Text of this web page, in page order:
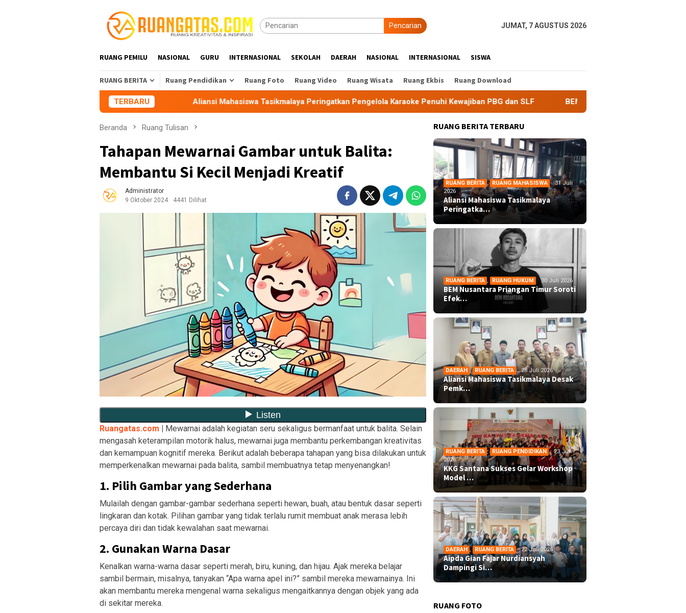
Pencarian JUMAT, 7 AGUSTUS 2026
RUANG PEMILU NASIONAL GURU INTERNASIONAL SEKOLAH DAERAH NASIONAL INTERNASIONAL SISWA
RUANG BERITA Ruang Pendidikan Ruang Foto Ruang Video Ruang Wisata Ruang Ekbis Ruang Download
TERBARU
Aliansi Mahasiswa Tasikmalaya Peringatkan Pengelola Karaoke Penuhi Kewajiban PBG dan SLF BEM Nusantara Priangan Timur Soroti Efektivitas
Beranda Ruang Tulisan
Tahapan Mewarnai Gambar untuk Balita:
Membantu Si Kecil Menjadi Kreatif
Administrator
9 Oktober 2024
4441 Dilihat
Ruangatas.com
Mewarnai adalah kegiatan seru sekaligus bermanfaat untuk balita. Selain
mengasah keterampilan motorik halus, mewarnai juga membantu perkembangan kreativitas
dan kemampuan kognitif mereka. Berikut adalah beberapa tahapan yang bisa dilakukan untuk
memperkenalkan mewarnai pada balita, sambil membuatnya tetap menyenangkan!
1. Pilih Gambar yang Sederhana
Mulailah dengan gambar-gambar sederhana seperti hewan, buah, atau bentuk dasar seperti
lingkaran dan kotak. Pilihan gambar yang tidak terlalu rumit membuat anak merasa lebih
percaya diri dan tidak kewalahan saat mewarnai.
2. Gunakan Warna Dasar
Kenalkan warna-warna dasar seperti merah, biru, kuning, dan hijau. Ajak mereka belajar
sambil bermain, misalnya, tanyakan “Apa warna apel ini?” sambil mereka mewarnainya. Ini
akan membantu mereka mengenal warna sekaligus mengaitkannya dengan objek yang ada
di sekitar mereka.
RUANG BERITA TERBARU
RUANG BERITA , RUANG MAHASISWA
31 Juli
2026
Aliansi Mahasiswa Tasikmalaya
Peringatka…
RUANG BERITA , RUANG HUKUM 30 Juli 2026
BEM Nusantara Priangan Timur Soroti
Efek…
DAERAH , RUANG BERITA 28 Juli 2026
Aliansi Mahasiswa Tasikmalaya Desak
Pemk…
RUANG BERITA , RUANG PENDIDIKAN
23 Juli
2026
KKG Santana Sukses Gelar Workshop
Model …
DAERAH , RUANG BERITA 22 Juli 2026
Aipda Gian Fajar Nurdiansyah
Dampingi Si…
RUANG FOTO